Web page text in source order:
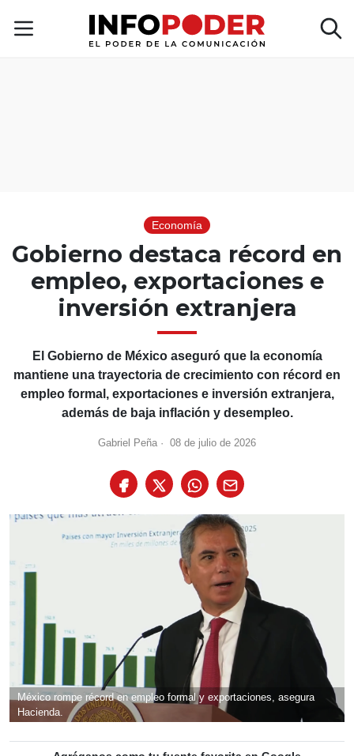
Economía
Gobierno destaca récord en
empleo, exportaciones e
inversión extranjera
El Gobierno de México aseguró que la economía
mantiene una trayectoria de crecimiento con récord en
empleo formal, exportaciones e inversión extranjera,
además de baja inflación y desempleo.
Gabriel Peña · 08 de julio de 2026
México rompe récord en empleo formal y exportaciones, asegura
Hacienda.